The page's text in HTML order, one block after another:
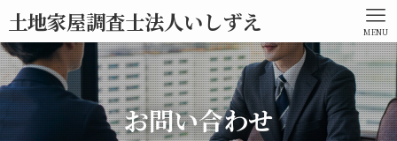
土地家屋調査士法人いしずえ MENU
お問い合わせ